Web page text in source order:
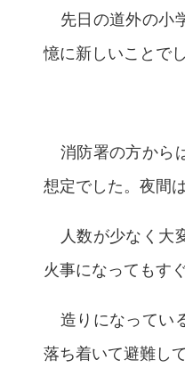
先日の道外の小
憶に新しいことで
消防署の方から
想定でした。夜間
人数が少なく大
火事になってもす
造りになってい
落ち着いて避難し